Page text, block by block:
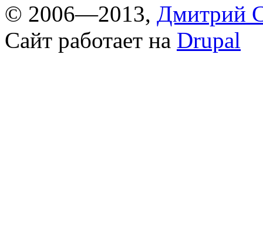
© 2006—2013, Дмитрий
Сайт работает на Drupal